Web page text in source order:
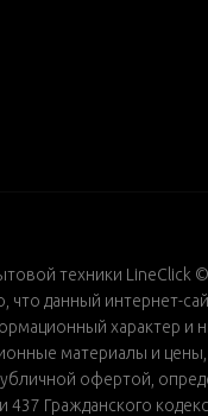
техники LineClick
что данный интернет-
характер и
материалы и
офертой,
Гражданского